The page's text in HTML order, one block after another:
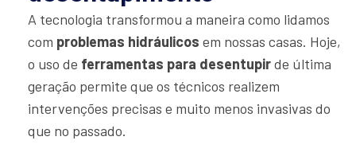
A tecnologia transformou a maneira como lidamos
com problemas hidráulicos em nossas casas. Hoje,
o uso de ferramentas para desentupirde última
geração permite que os técnicos realizem
intervenções precisas e muito menos invasivas do
que no passado.